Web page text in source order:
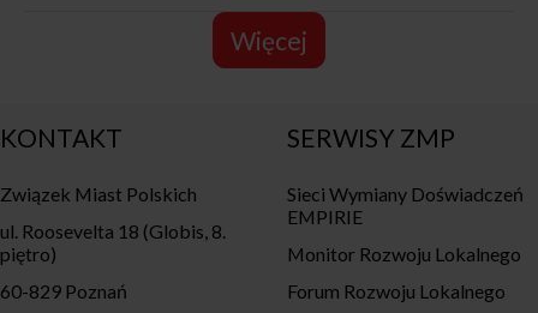
Więcej
KONTAKT
Związek Miast Polskich
ul. Roosevelta 18 (Globis, 8.
piętro)
60-829 Poznań
SERWISY ZMP
Sieci Wymiany Doświadczeń
EMPIRIE
Monitor Rozwoju Lokalnego
Forum Rozwoju Lokalnego